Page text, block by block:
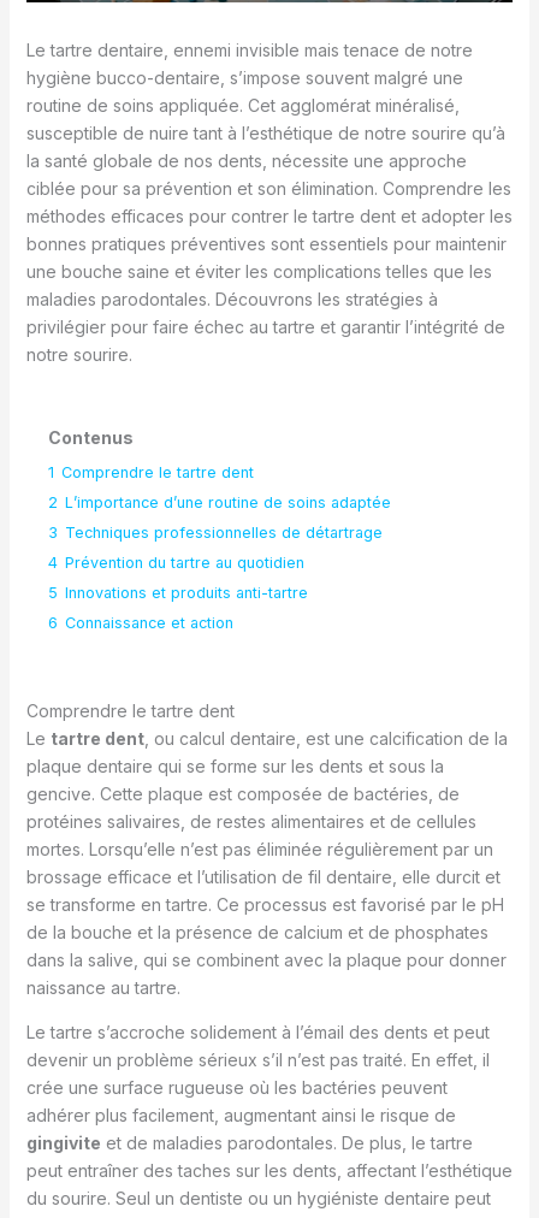
Le tartre dentaire, ennemi invisible mais tenace de notre
hygiène bucco-dentaire, s’impose souvent malgré une
routine de soins appliquée. Cet agglomérat minéralisé,
susceptible de nuire tant à l’esthétique de notre sourire qu’à
la santé globale de nos dents, nécessite une approche
ciblée pour sa prévention et son élimination. Comprendre les
méthodes efficaces pour contrer le tartre dent et adopter les
bonnes pratiques préventives sont essentiels pour maintenir
une bouche saine et éviter les complications telles que les
maladies parodontales. Découvrons les stratégies à
privilégier pour faire échec au tartre et garantir l’intégrité de
notre sourire.
Contenus
1 Comprendre le tartre dent
2 L’importance d’une routine de soins adaptée
3 Techniques professionnelles de détartrage
4 Prévention du tartre au quotidien
5 Innovations et produits anti-tartre
6 Connaissance et action
Comprendre le tartre dent
Le tartre dent, ou calcul dentaire, est une calcification de la
plaque dentaire qui se forme sur les dents et sous la
gencive. Cette plaque est composée de bactéries, de
protéines salivaires, de restes alimentaires et de cellules
mortes. Lorsqu’elle n’est pas éliminée régulièrement par un
brossage efficace et l’utilisation de fil dentaire, elle durcit et
se transforme en tartre. Ce processus est favorisé par le pH
de la bouche et la présence de calcium et de phosphates
dans la salive, qui se combinent avec la plaque pour donner
naissance au tartre.
Le tartre s’accroche solidement à l’émail des dents et peut
devenir un problème sérieux s’il n’est pas traité. En effet, il
crée une surface rugueuse où les bactéries peuvent
adhérer plus facilement, augmentant ainsi le risque de
gingivite et de maladies parodontales. De plus, le tartre
peut entraîner des taches sur les dents, affectant l’esthétique
du sourire. Seul un dentiste ou un hygiéniste dentaire peut